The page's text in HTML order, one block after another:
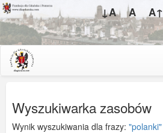
↓A A A↑
Wyszukiwarka zasobów
Wynik wyszukiwania dla frazy: "polanki"